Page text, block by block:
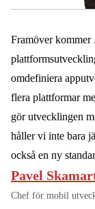
Framöver
omdefiniera
flera plattformar
gör utvecklingen
håller vi inte bara
också en ny
Pavel
Chef för mobil